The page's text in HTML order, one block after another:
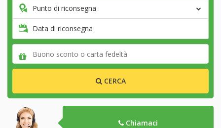
Punto di riconsegna
Data di riconsegna
CERCA
Chiamaci